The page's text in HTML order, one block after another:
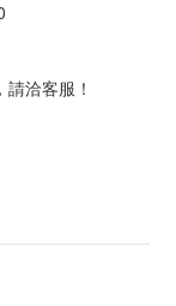
請洽客服！